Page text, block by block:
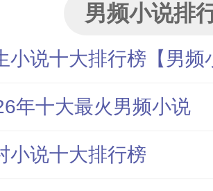
男频小说排
小说十大排行榜【男频
年十大最火男频小说
小说十大排行榜